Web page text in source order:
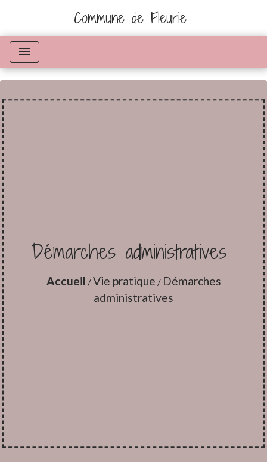
Commune de Fleurie
menu
Démarches administratives
Accueil /Vie pratique / Démarches
administratives